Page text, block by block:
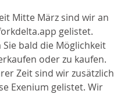
Mitte März sind wir an
gelistet.
Sie bald die Möglichkeit
oder zu kaufen.
Zeit sind wir zusätzlich
Exenium gelistet. Wir